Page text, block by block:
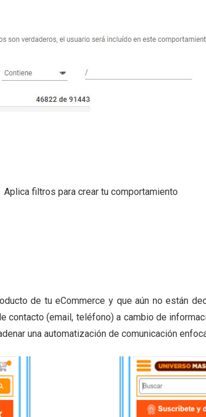
Aplica filtros para crear tu comportamiento
de tu eCommerce y que aún no están
contacto (email, teléfono) a cambio de
una automatización de comunicación